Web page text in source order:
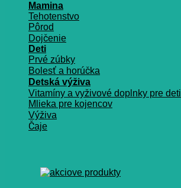
Mamina
Tehotenstvo
Pôrod
Dojčenie
Deti
Prvé zúbky
Bolesť a horúčka
Detská výživa
Vitamíny a vyživové doplnky pre deti
Mlieka pre kojencov
Výživa
Čaje